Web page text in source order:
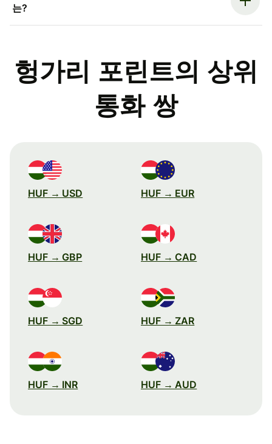
는?
헝가리 포린트의 상위
통화 쌍
HUF → USD HUF → EUR
HUF → GBP HUF → CAD
HUF → SGD HUF → ZAR
HUF → INR HUF → AUD